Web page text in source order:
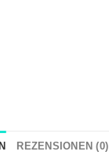
REZENSIONEN (0)